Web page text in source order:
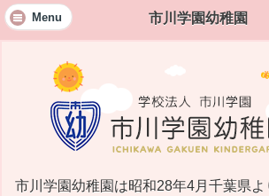
Menu 市川学園幼稚園
市川学園幼稚園は昭和28年4月千葉県